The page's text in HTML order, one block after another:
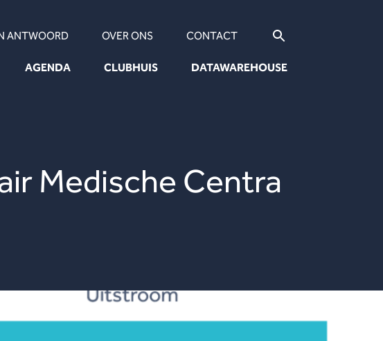
AGENDA CLUBHUIS DATAWAREHOUSE
ANTWOORD OVER ONS CONTACT
Medische Centra